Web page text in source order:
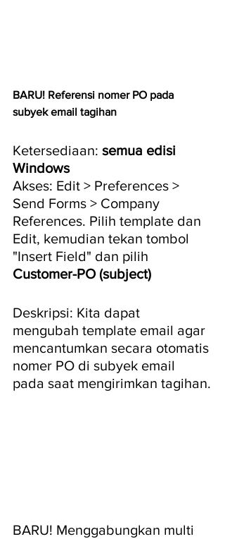
BARU! Referensi nomer PO pada
subyek email tagihan
Ketersediaan: semua edisi
Windows
Akses: Edit > Preferences >
Send Forms > Company
References. Pilih template dan
Edit, kemudian tekan tombol
"Insert Field" dan pilih
Customer-PO (subject)
Deskripsi: Kita dapat
mengubah template email agar
mencantumkan secara otomatis
nomer PO di subyek email
pada saat mengirimkan tagihan.
BARU! Menggabungkan multi